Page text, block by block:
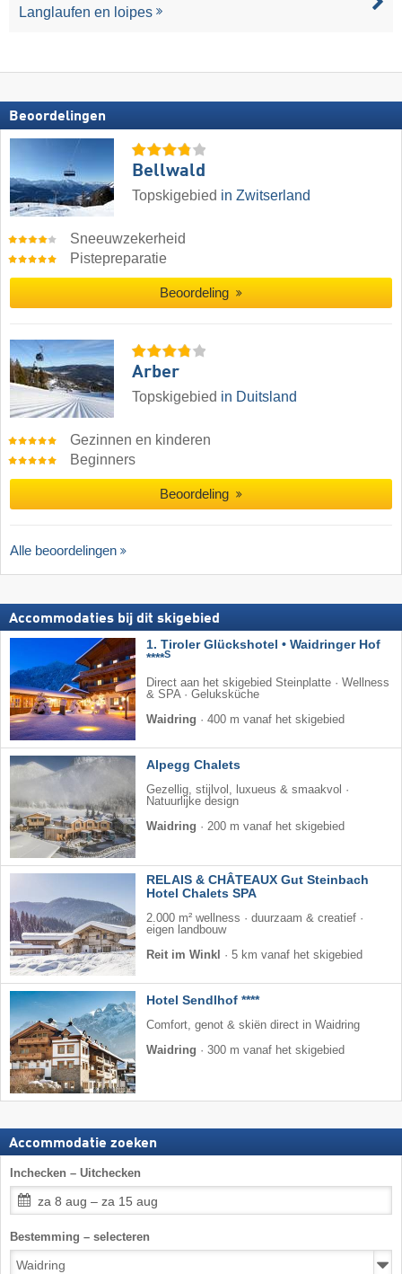
Langlaufen en loipes
Beoordelingen
Bellwald
Topskigebied in Zwitserland
Sneeuwzekerheid
Pistepreparatie
Beoordeling
Arber
Topskigebied in Duitsland
Gezinnen en kinderen
Beginners
Beoordeling
Alle beoordelingen
Accommodaties bij dit skigebied
1. Tiroler Glückshotel • Waidringer Hof
****S
Direct aan het skigebied Steinplatte · Wellness
& SPA · Geluksküche
Waidring · 400 m vanaf het skigebied
Alpegg Chalets
Gezellig, stijlvol, luxueus & smaakvol ·
Natuurlijke design
Waidring · 200 m vanaf het skigebied
RELAIS & CHÂTEAUX Gut Steinbach
Hotel Chalets SPA
2.000 m² wellness · duurzaam & creatief ·
eigen landbouw
Reit im Winkl
· 5 km vanaf het skigebied
Hotel Sendlhof ****
Comfort, genot & skiën direct in Waidring
Waidring · 300 m vanaf het skigebied
Accommodatie zoeken
Inchecken – Uitchecken
za 8 aug – za 15 aug
Bestemming – selecteren